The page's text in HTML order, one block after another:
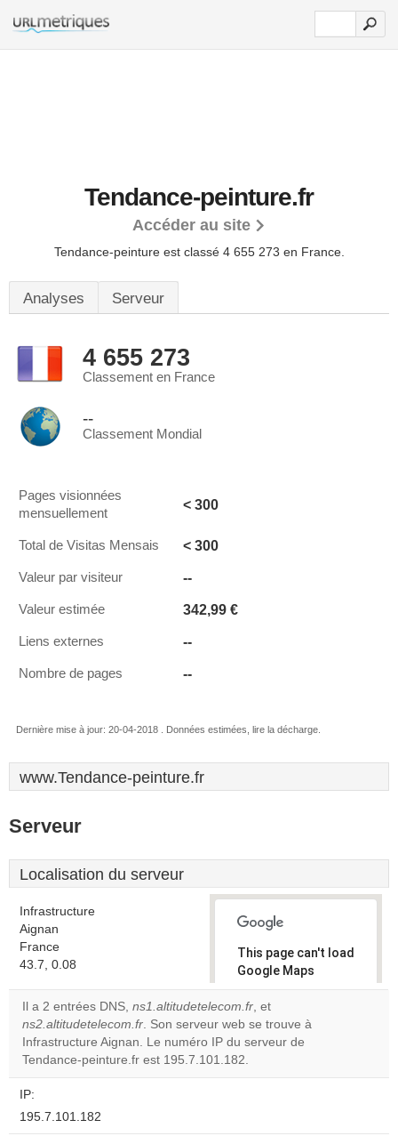
Tendance-peinture.fr
Accéder au site
Tendance-peinture est classé 4 655 273 en France.
Analyses Serveur
4 655 273
Classement en France
--
Classement Mondial
Pages visionnées
mensuellement
< 300
Total de Visitas Mensais < 300
Valeur par visiteur --
Valeur estimée 342,99 €
Liens externes --
Nombre de pages --
Dernière mise à jour: 20-04-2018 . Données estimées, lire la décharge.
www.Tendance-peinture.fr
Serveur
Localisation du serveur
Infrastructure
Aignan
France
43.7, 0.08
This page can't load
Google Maps
correctly.
Do you
own this
Il a 2 entrées DNS, ns1.altitudetelecom.fr, et
ns2.altitudetelecom.fr. Son serveur web se trouve à
Infrastructure Aignan. Le numéro IP du serveur de
Tendance-peinture.fr est 195.7.101.182.
IP:
195.7.101.182